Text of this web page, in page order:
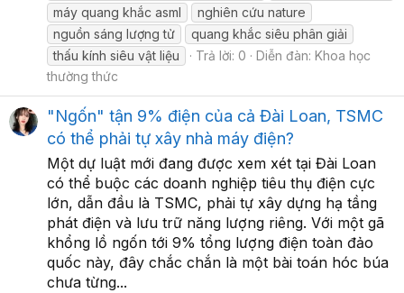
máy quang khắc asml
nghiên cứu nature
nguồn sáng lượng tử
quang khắc siêu phân giải
thấu kính siêu vật liệu
Trả lời: 0 Diễn đàn: Khoa học
thường thức
"Ngốn" tận 9% điện của cả Đài Loan, TSMC
có thể phải tự xây nhà máy điện?
Một dự luật mới đang được xem xét tại Đài Loan
có thể buộc các doanh nghiệp tiêu thụ điện cực
lớn, dẫn đầu là TSMC, phải tự xây dựng hạ tầng
phát điện và lưu trữ năng lượng riêng. Với một gã
khổng lồ ngốn tới 9% tổng lượng điện toàn đảo
quốc này, đây chắc chắn là một bài toán hóc búa
chưa từng...